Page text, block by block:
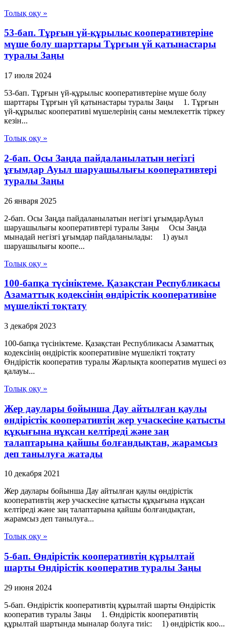
Толық оқу »
53-бап. Тұрғын үй-құрылыс кооперативтеріне
мүше болу шарттары Тұрғын үй қатынастары
туралы Заңы
17 июля 2024
53-бап. Тұрғын үй-құрылыс кооперативтеріне мүше болу
шарттары Тұрғын үй қатынастары туралы Заңы 1. Тұрғын
үй-құрылыс кооперативі мүшелерінің саны мемлекеттік тіркеу
кезін...
Толық оқу »
2-бап. Осы Заңда пайдаланылатын негiзгi
ұғымдар Ауыл шаруашылығы кооперативтері
туралы Заңы
26 января 2025
2-бап. Осы Заңда пайдаланылатын негiзгi ұғымдарАуыл
шаруашылығы кооперативтері туралы Заңы Осы Заңда
мынадай негізгі ұғымдар пайдаланылады: 1) ауыл
шаруашылығы коопе...
Толық оқу »
100-бапқа түсініктеме. Қазақстан Республикасы
Азаматтық кодексінің өндірістік кооперативіне
мүшелікті тоқтату
3 декабря 2023
100-бапқа түсініктеме. Қазақстан Республикасы Азаматтық
кодексінің өндірістік кооперативіне мүшелікті тоқтату
Өндірістік кооператив туралы Жарлықта кооператив мүшесі өз
қалауы...
Толық оқу »
Жер даулары бойынша Дау айтылған қаулы
өндірістік кооперативтің жер учаскесіне қатысты
құқығына нұқсан келтіреді және заң
талаптарына қайшы болғандықтан, жарамсыз
деп танылуға жатады
10 декабря 2021
Жер даулары бойынша Дау айтылған қаулы өндірістік
кооперативтің жер учаскесіне қатысты құқығына нұқсан
келтіреді және заң талаптарына қайшы болғандықтан,
жарамсыз деп танылуға...
Толық оқу »
5-бап. Өндiрiстiк кооперативтiң құрылтай
шарты Өндiрiстiк кооператив туралы Заңы
29 июня 2024
5-бап. Өндiрiстiк кооперативтiң құрылтай шарты Өндiрiстiк
кооператив туралы Заңы 1. Өндiрiстiк кооперативтiң
құрылтай шартында мыналар болуға тиіс: 1) өндiрiстiк коо...